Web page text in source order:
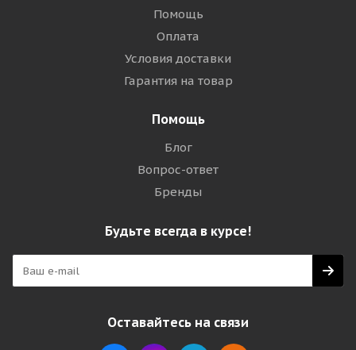
Помощь
Оплата
Условия доставки
Гарантия на товар
Помощь
Блог
Вопрос-ответ
Бренды
Будьте всегда в курсе!
Оставайтесь на связи